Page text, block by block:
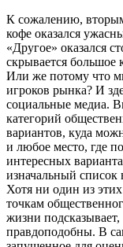
К сожалению,
кофе оказался
«Другое» оказался
скрывается большое
Или же потому что
игроков рынка? И
социальные медиа.
категорий
вариантов, куда
и любое место, где
интересных
изначальный
Хотя ни один из
точкам
жизни
правдоподобны. В